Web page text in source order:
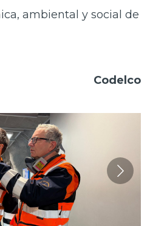
ambiental y social de
Codelco